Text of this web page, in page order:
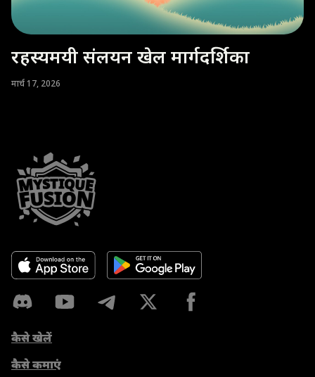
रहस्यमयी संलयन खेल मार्गदर्शिका
मार्च 17, 2026
कैसे खेलें
कैसे कमाएं